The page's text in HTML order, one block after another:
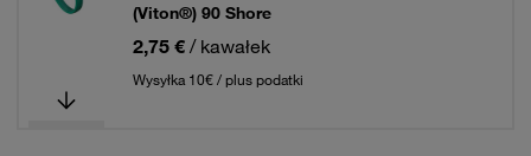
(Viton®) 90 Shore
2,75 € / kawałek
Wysyłka 10€ / plus podatki